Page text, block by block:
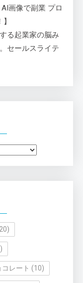
画像で副業 プロ
る起業家の脳み
セールスライテ
レート (10)